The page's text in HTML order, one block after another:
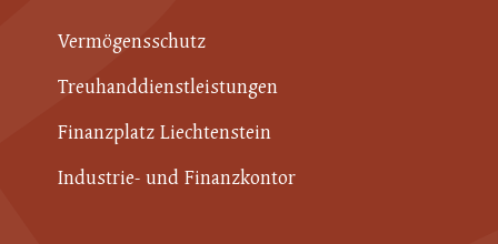
Vermögensschutz
Treuhanddienstleistungen
Finanzplatz Liechtenstein
Industrie- und Finanzkontor